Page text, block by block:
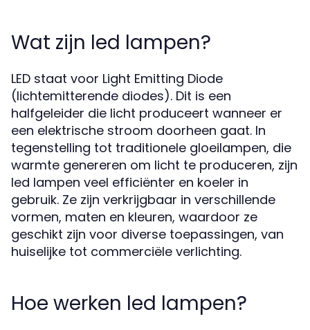
Wat zijn led lampen?
LED staat voor Light Emitting Diode
(lichtemitterende diodes). Dit is een
halfgeleider die licht produceert wanneer er
een elektrische stroom doorheen gaat. In
tegenstelling tot traditionele gloeilampen, die
warmte genereren om licht te produceren, zijn
led lampen veel efficiënter en koeler in
gebruik. Ze zijn verkrijgbaar in verschillende
vormen, maten en kleuren, waardoor ze
geschikt zijn voor diverse toepassingen, van
huiselijke tot commerciële verlichting.
Hoe werken led lampen?